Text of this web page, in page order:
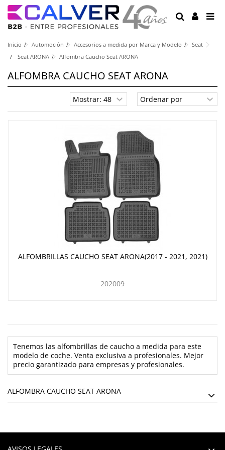
Inicio Automoción Accesorios a medida por Marca y Modelo
Seat
Seat ARONA
Alfombra Caucho Seat ARONA
ALFOMBRA CAUCHO SEAT ARONA
ALFOMBRILLAS CAUCHO SEAT ARONA(2017 - 2021, 2021)
202009
Tenemos las alfombrillas de caucho a medida para este
modelo de coche. Venta exclusiva a profesionales. Mejor
precio garantizado para empresas y profesionales.
ALFOMBRA CAUCHO SEAT ARONA